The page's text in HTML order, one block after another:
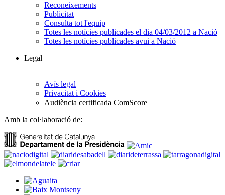
Reconeixements
Publicitat
Consulta tot l'equip
Totes les notícies publicades el dia 04/03/2012 a Nació
Totes les notícies publicades avui a Nació
Legal
Avís legal
Privacitat i Cookies
Audiència certificada ComScore
Amb la col·laboració de: